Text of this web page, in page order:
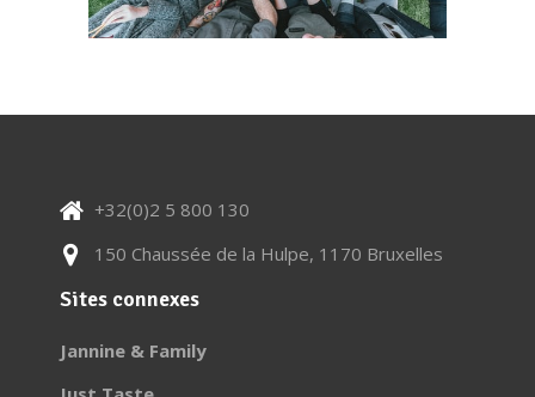
+32(0)2 5 800 130
150 Chaussée de la Hulpe, 1170 Bruxelles
Sites connexes
Jannine & Family